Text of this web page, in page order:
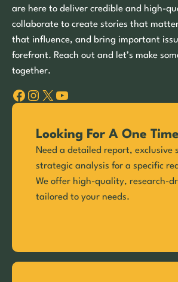
are here to deliver credible and high-
collaborate to create stories that
that influence, and bring important
forefront. Reach out and let’s make
together.
Facebook Instagram X YouTube
Looking For A One
Need a detailed report, exclusive
strategic analysis for a specific
We offer high-quality, research-
tailored to your needs.